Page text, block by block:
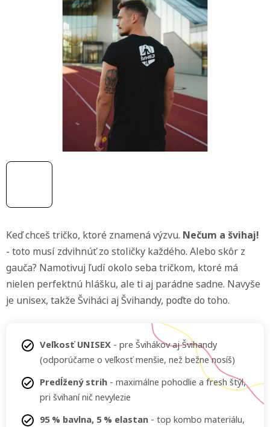
Keď chceš tričko, ktoré znamená výzvu. Nečum a švihaj!
- toto musí zdvihnúť zo stoličky každého. Alebo skôr z
gauča? Namotivuj ľudí okolo seba tričkom, ktoré má
nielen perfektnú hlášku, ale ti aj parádne sadne. Navyše
je unisex, takže Šviháci aj Švihandy, poďte do toho.
Veľkosť UNISEX - pre Švihákov aj Švihandy
(odporúčame o veľkosť menšie, než bežne nosíš)
Predĺžený strih - maximálne pohodlie a fresh štýl,
pri švihaní nič nevylezie
95 % bavlna, 5 % elastan - top kombo materiálu,
0,0
hviezdičiek.